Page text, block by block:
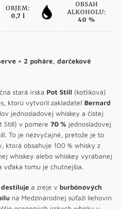
OBJEM:
0,7 l
OBSAH
ALKOHOLU:
40 %
+ 2 poháre, darčekové
stará írska Pot Still (kotlíková)
ktorú vytvoril zakladateľ Bernard
jednosladovej whiskey a čistej
Still) v pomere 70 % jednosladovej
To je nezvyčajné, pretože je to
ktorá obsahuje 100 % whisky z
whiskey alebo whiskey vyrábanej
vďaka tomu je chutnejšia.
a zreje v burbónových
na Medzinárodnej súťaži liehovín